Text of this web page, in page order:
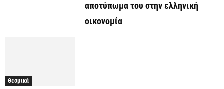
αποτύπωμα του στην ελληνική
οικονομία
Θεσμικά